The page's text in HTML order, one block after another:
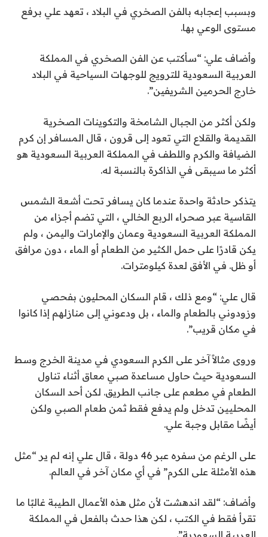
وبسبب إعجابه بالفن الصخري في البلاد ، تعهد علي برفع
مستوى الوعي بها.
وأضاف علي: “سأكتب عن الفن الصخري في المملكة
العربية السعودية للترويج للوجهات السياحية في البلاد
خارج الحرمين الشريفين”.
ولكن أكثر من الجبال الشامخة والتكوينات الصخرية
القديمة والقلاع التي تعود إلى قرون ، قال المسافر إن كرم
الضيافة والكرم واللطف في المملكة العربية السعودية هو
أكثر ما سيبقى في الذاكرة بالنسبة له.
يتذكر حادثة واحدة عندما كان يسافر تحت أشعة الشمس
القاسية عبر صحراء الربع الخالي ، التي تضم أجزاء من
المملكة العربية السعودية وعمان والإمارات واليمن ، ولم
يكن قادرًا على حمل الكثير من الطعام أو الماء ، دون مرافق
أو ظل. في الأفق لعدة كيلومترات.
قال علي: “ومع ذلك ، قام السكان المحليون بفحصي
وزودوني بالطعام والماء ، بل ودعوني إلى منازلهم إذا كانوا
في مكان قريب”.
وروى مثالاً آخر على الكرم السعودي في مدينة الخرج وسط
السعودية حيث حاول مساعدة صبي معاق أثناء تناول
الطعام في مطعم على جانب الطريق. لكن أحد السكان
المحليين تدخل ولم يدفع فقط ثمن طعام الصبي ولكن
أيضًا مقابل وجبة علي.
على الرغم من سفره عبر 46 دولة ، قال علي إنه لم ير “مثل
هذه الأمثلة على الكرم” في أي مكان آخر في العالم.
وأضاف: “لقد اندهشت لأن مثل هذه الأعمال الطيبة غالبًا ما
تقرأ فقط في الكتب ، لكن هذا حدث بالفعل في المملكة